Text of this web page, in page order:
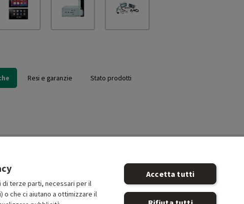
Resi e garanzie Stato prodotti
6.8
terze parti, necessari per il
o che ci aiutano a ottimizzare il
Accetta tutti